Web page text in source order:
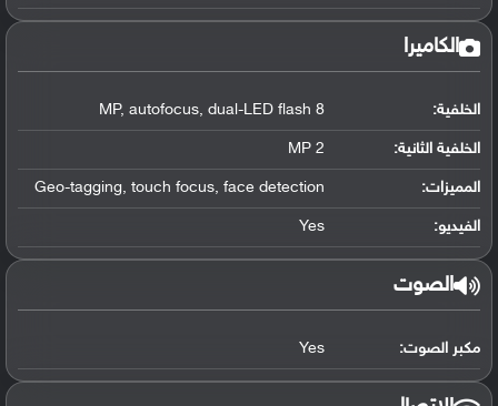
الكاميرا
الخلفية: 8 MP, autofocus, dual-LED flash
الخلفية الثانية: 2 MP
المميزات: Geo-tagging, touch focus, face detection
الفيديو: Yes
الصوت
مكبر الصوت: Yes